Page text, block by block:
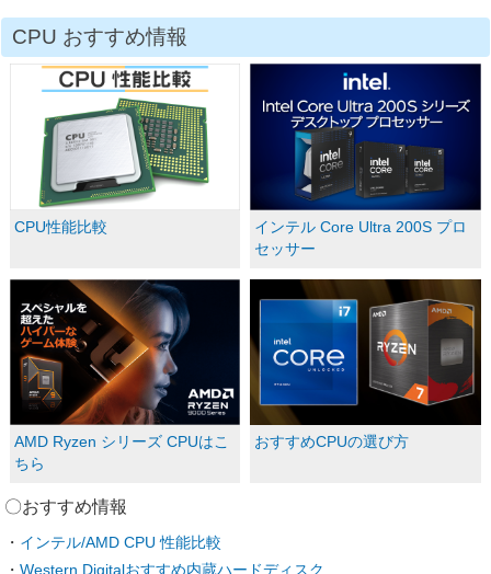
CPU おすすめ情報
CPU性能比較
インテル Core Ultra 200S プロ
セッサー
AMD Ryzen シリーズ CPUはこ
ちら
おすすめCPUの選び方
〇おすすめ情報
インテル/AMD CPU 性能比較
Western Digitalおすすめ内蔵ハードディスク